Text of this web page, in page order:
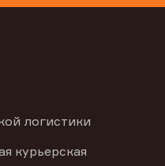
логистики
курьерская